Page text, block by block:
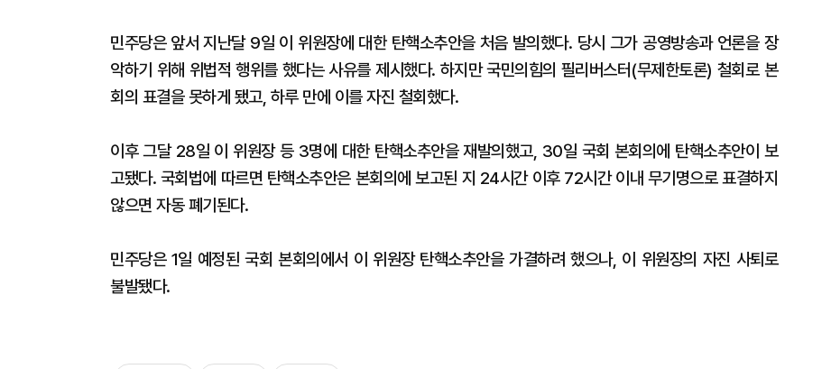
민주당은 앞서 지난달 9일 이 위원장에 대한 탄핵소추안을 처음 발의했다. 당시 그가 공영방송과 언론을 장
악하기 위해 위법적 행위를 했다는 사유를 제시했다. 하지만 국민의힘의 필리버스터(무제한토론) 철회로 본
회의 표결을 못하게 됐고, 하루 만에 이를 자진 철회했다.
이후 그달 28일 이 위원장 등 3명에 대한 탄핵소추안을 재발의했고, 30일 국회 본회의에 탄핵소추안이 보
고됐다. 국회법에 따르면 탄핵소추안은 본회의에 보고된 지 24시간 이후 72시간 이내 무기명으로 표결하지
않으면 자동 폐기된다.
민주당은 1일 예정된 국회 본회의에서 이 위원장 탄핵소추안을 가결하려 했으나, 이 위원장의 자진 사퇴로
불발됐다.